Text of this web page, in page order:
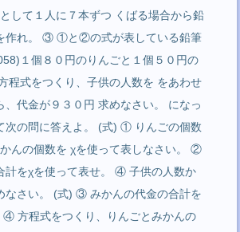
して１人に７本ずつ くばる場合から鉛
作れ。 ③ ①と②の式が表している鉛筆
１個８０円のりんごと１個５０円の
程式をつくり、子供の人数を をあわせ
、代金が９３０円 求めなさい。 になっ
次の問に答えよ。 (式) ① りんごの個数
んの個数を χを使って表しなさい。 ②
計をχを使って表せ。 ④ 子供の人数か
なさい。 (式) ③ みかんの代金の合計を
④ 方程式をつくり、りんごとみかんの